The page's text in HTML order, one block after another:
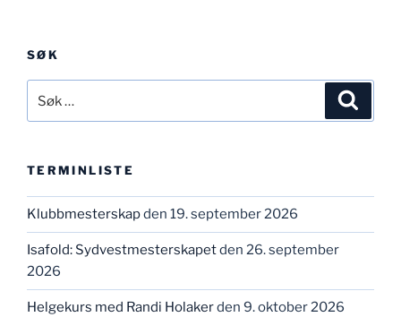
SØK
etter:
TERMINLISTE
Klubbmesterskapden 19. september 2026
Isafold: Sydvestmesterskapetden 26. september
2026
Helgekurs med Randi Holakerden 9. oktober 2026